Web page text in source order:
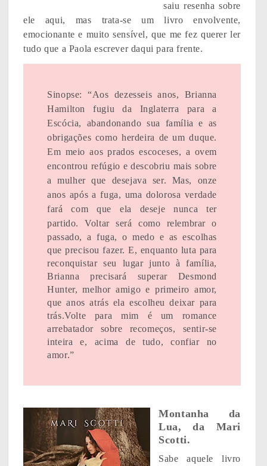
saiu resenha sobre
ele aqui, mas trata-se um livro envolvente,
emocionante e muito sensível, que me fez querer ler
tudo que a Paola escrever daqui para frente.
Sinopse: “Aos dezesseis anos, Brianna
Hamilton fugiu da Inglaterra para a
Escócia, abandonando sua família e as
obrigações como herdeira de um duque.
Em meio aos prados escoceses, a ovem
encontrou refúgio e descobriu mais sobre
a mulher que desejava ser. Mas, onze
anos após a fuga, uma dolorosa verdade
fará com que ela deseje nunca ter
partido.Voltar será como relembrar o
passado, a fuga, o medo e as escolhas
que precisou fazer. E, enquanto luta para
reconquistar seu lugar junto à família,
Brianna precisará superar Desmond
Hunter, melhor amigo e primeiro amor,
que anos atrás ela escolheu deixar para
trás.Volte para mim é um romance
arrebatador sobre recomeços, sentir-se
inteira e, acima de tudo, confiar no
amor.”
Montanha da
Lua, da Mari
Scotti.
Sabe aquele livro